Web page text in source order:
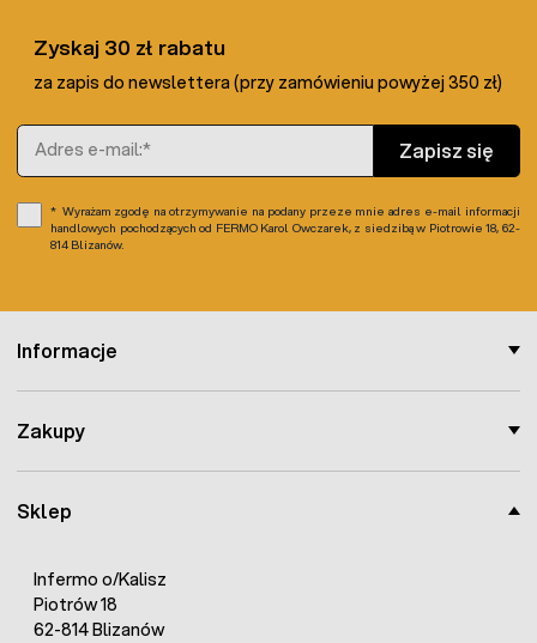
Sklep
Infermo o/Kalisz
Piotrów 18
62-814 Blizanów
Informacje
Zakupy
Zyskaj 30 zł rabatu
za zapis do newslettera (przy zamówieniu powyżej 350 zł)
Adres e-mail
Zapisz się
Wyrażam zgodę na otrzymywanie na podany przeze mnie adres e-mail informacji
handlowych pochodzących od FERMO Karol Owczarek, z siedzibą w Piotrowie 18, 62-
814 Blizanów.